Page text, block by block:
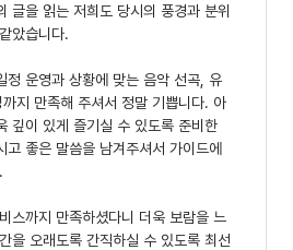
글을 읽는 저희도 당시의 풍경과 분위
았습니다.
정 운영과 상황에 맞는 음악 선곡, 유
지 만족해 주셔서 정말 기쁩니다. 아
깊이 있게 즐기실 수 있도록 준비한
좋은 말씀을 남겨주셔서 가이드에
스까지 만족하셨다니 더욱 보람을 느
을 오래도록 간직하실 수 있도록 최선